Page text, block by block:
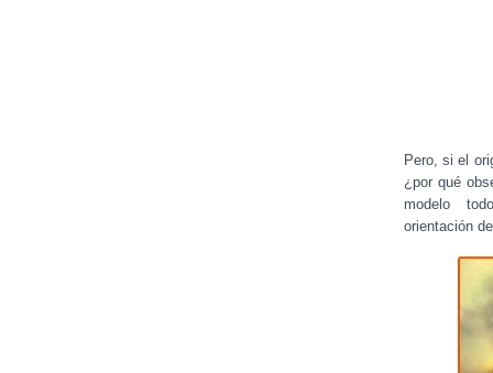
Pero, si el
¿por qué
modelo
orientación